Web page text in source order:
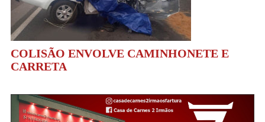
COLISÃO ENVOLVE CAMINHONETE E
CARRETA